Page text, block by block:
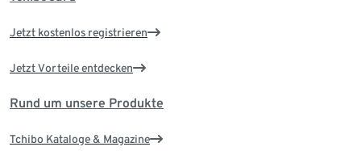
Jetzt kostenlos registrieren
Jetzt Vorteile entdecken
Rund um unsere Produkte
Tchibo Kataloge & Magazine